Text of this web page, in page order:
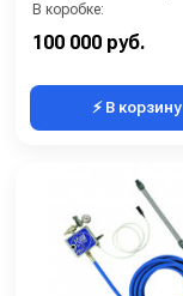
В коробке:
100 000 руб.
⚡ В корзину